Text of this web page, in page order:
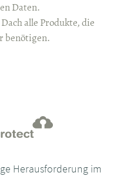
Daten.
alle Produkte, die
benötigen.
Herausforderung im